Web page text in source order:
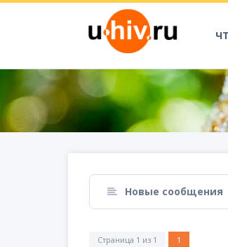
Новые сообщения
Страница 1 из 1 1